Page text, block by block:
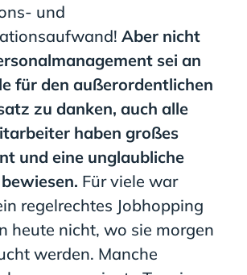
und
Aber nicht
sei an
für den außerordentlichen
zu danken, auch alle
haben großes
und eine unglaubliche
Für viele war
regelrechtes Jobhopping
heute nicht, wo sie morgen
werden. Manche